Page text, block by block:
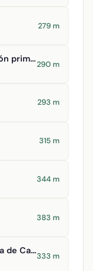
279 m
Urgencias medicas y atención primaria
290 m
293 m
315 m
344 m
383 m
Ayuntamiento de Argamasilla de Calatrava
333 m